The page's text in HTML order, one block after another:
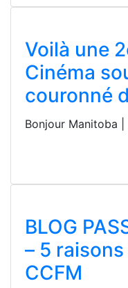
Voilà une
Cinéma
couronné
Bonjour Manitoba
BLOG
– 5
CCFM